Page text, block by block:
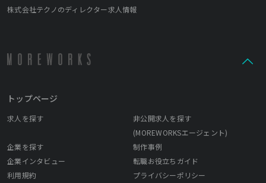
株式会社テクノのディレクター求人情報
トップページ
求人を探す
非公開求人を探す
(MOREWORKSエージェント)
企業を探す
制作事例
企業インタビュー
転職お役立ちガイド
利用規約
プライバシーポリシー